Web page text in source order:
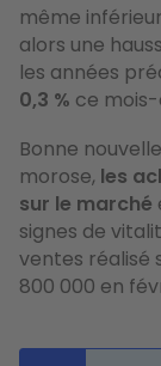
même
alors une
les années
0,3 % ce mois-
Bonne
morose, les
sur le marché
signes de
ventes réalisé
800 000 en